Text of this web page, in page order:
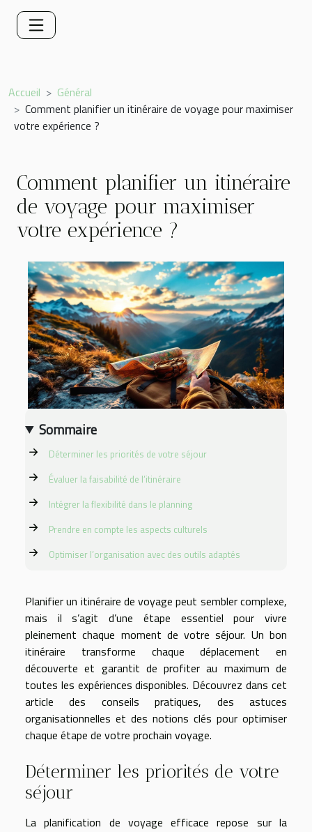
Accueil
Général
Comment planifier un itinéraire de voyage pour maximiser
votre expérience ?
Comment planifier un itinéraire
de voyage pour maximiser
votre expérience ?
Sommaire
Déterminer les priorités de votre séjour
Évaluer la faisabilité de l’itinéraire
Intégrer la flexibilité dans le planning
Prendre en compte les aspects culturels
Optimiser l’organisation avec des outils adaptés
Planifier un itinéraire de voyage peut sembler complexe,
mais il s’agit d’une étape essentiel pour vivre
pleinement chaque moment de votre séjour. Un bon
itinéraire transforme chaque déplacement en
découverte et garantit de profiter au maximum de
toutes les expériences disponibles. Découvrez dans cet
article des conseils pratiques, des astuces
organisationnelles et des notions clés pour optimiser
chaque étape de votre prochain voyage.
Déterminer les priorités de votre
séjour
La planification de voyage efficace repose sur la